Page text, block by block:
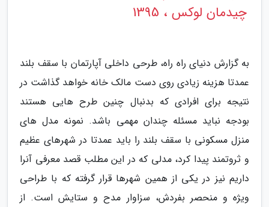
چیدمان لوکس ، 1395
به گزارش دنیای راه راه، طرحی داخلی آپارتمان با سقف بلند
عمدتا هزینه زیادی روی دست مالک خانه خواهد گذاشت در
نتیجه برای افرادی که بدنبال چنین طرح هایی هستند
بودجه نباید مسئله چندان مهمی باشد. نمونه مدل های
منزل مسکونی با سقف بلند را باید عمدتا در شهرهای عظیم
و ثروتمند پیدا کرد، مدلی که در این مطلب قصد معرفی آنرا
داریم نیز در یکی از همین شهرها قرار گرفته که با طراحی
ویژه و منحصر بفردش، سزاوار مدح و ستایش است. از